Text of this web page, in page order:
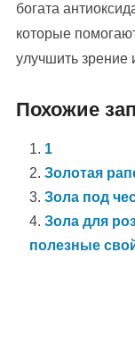
богата
которые
улучшить зрение
Похожие
1
Золотая
Зола под
Зола для
полезные